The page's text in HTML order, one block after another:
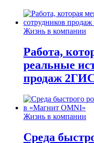
Жизнь в компании
Работа,
реальные
продаж
Жизнь в компании
Среда